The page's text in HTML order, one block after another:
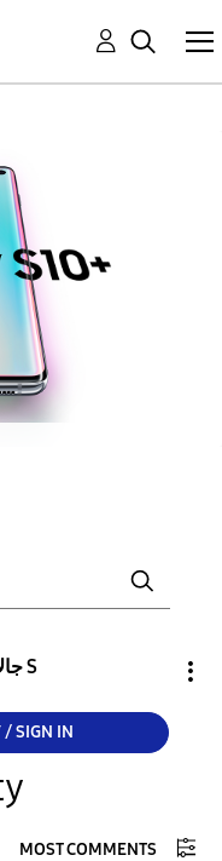
جالاكسى S
/ SIGN IN
MOST COMMENTS